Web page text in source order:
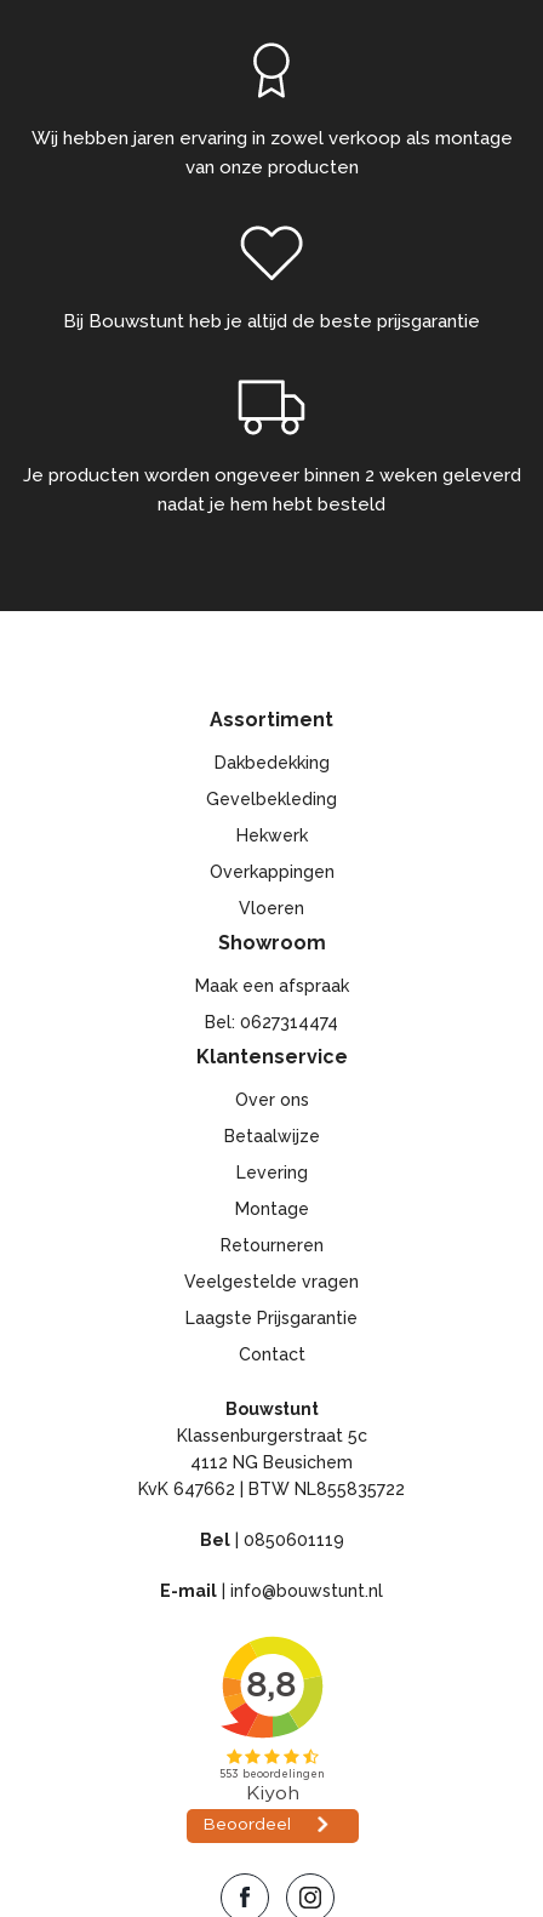
Wij hebben jaren ervaring in zowel verkoop als montage
van onze producten
Bij Bouwstunt heb je altijd de beste prijsgarantie
Je producten worden ongeveer binnen 2 weken geleverd
nadat je hem hebt besteld
Assortiment
Dakbedekking
Gevelbekleding
Hekwerk
Overkappingen
Vloeren
Showroom
Maak een afspraak
Bel: 0627314474
Klantenservice
Over ons
Betaalwijze
Levering
Montage
Retourneren
Veelgestelde vragen
Laagste Prijsgarantie
Contact
Bouwstunt
Klassenburgerstraat 5c
4112 NG Beusichem
KvK 647662 | BTW NL855835722
Bel| 0850601119
E-mail info@bouwstunt.nl